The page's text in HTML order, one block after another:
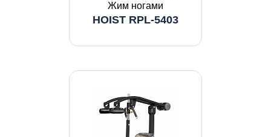
Жим ногами
HOIST RPL-5403